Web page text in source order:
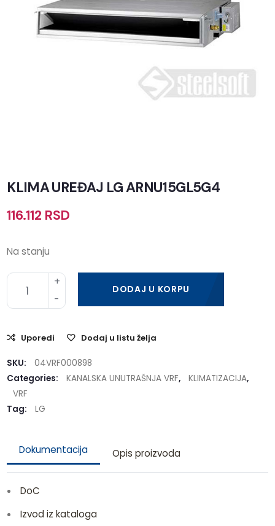
KLIMA UREĐAJ LG ARNU15GL5G4
116.112 RSD
Na stanju
DODAJ U KORPU
Uporedi Dodaj u listu želja
SKU:
04VRF000898
Categories:
KANALSKA UNUTRAŠNJA VRF, KLIMATIZACIJA,
VRF
Tag:
LG
Dokumentacija Opis proizvoda
DoC
Izvod iz kataloga